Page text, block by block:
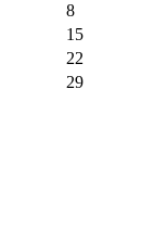
8
15
22
29